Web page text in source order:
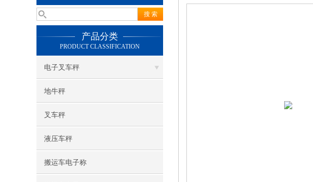
产品分类
PRODUCT CLASSIFICATION
电子叉车秤
地牛秤
叉车秤
液压车秤
搬运车电子称